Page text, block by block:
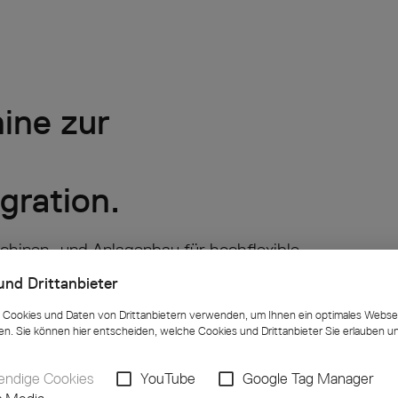
Drittanbieter
und Daten von Drittanbietern verwenden, um Ihnen ein optimales
Sie können hier entscheiden, welche Cookies und Drittanbieter Sie erlauben
Cookies YouTube
Google Tag Manager
zur
und Anlagenbau für hochflexible
entwickeln wir durchgängige Lösungen,
abgestimmt sind.
für den mehrschichtigen